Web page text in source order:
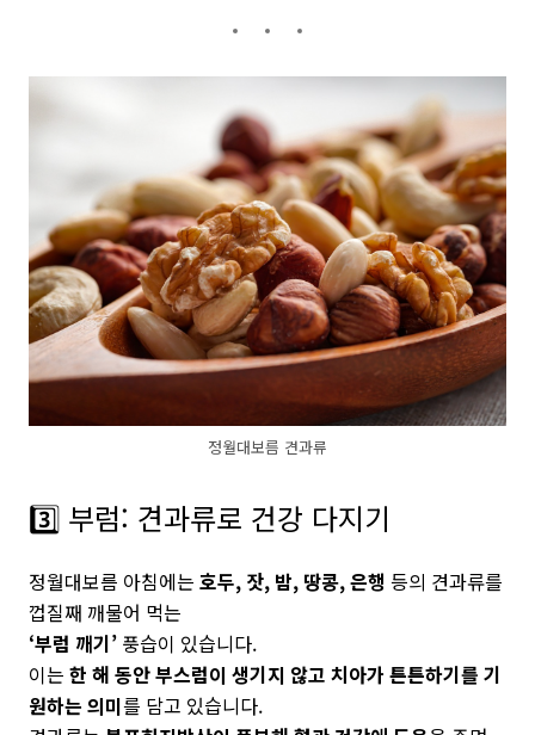
정월대보름 견과류
3️⃣ 부럼: 견과류로 건강 다지기
정월대보름 아침에는 호두, 잣, 밤, 땅콩, 은행 등의 견과류를
껍질째 깨물어 먹는
‘부럼 깨기’ 풍습이 있습니다.
이는 한 해 동안 부스럼이 생기지 않고 치아가 튼튼하기를 기
원하는 의미를 담고 있습니다.